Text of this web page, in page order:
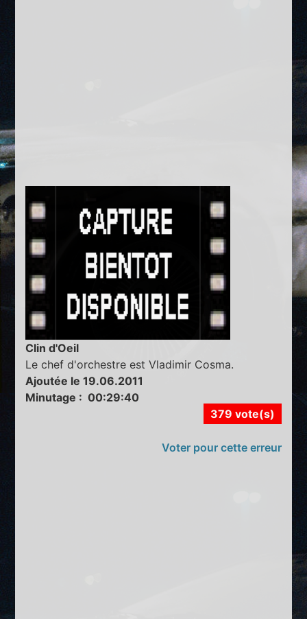
Clin d'Oeil
Le chef d'orchestre est Vladimir Cosma.
Ajoutée le 19.06.2011
Minutage : 00:29:40
379 vote(s)
Voter pour cette erreur